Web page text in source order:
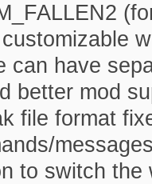
can have
better mod
file format
to switch the